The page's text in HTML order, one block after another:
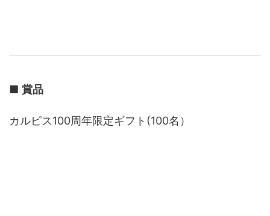
■ 賞品
カルピス100周年限定ギフト(100名）